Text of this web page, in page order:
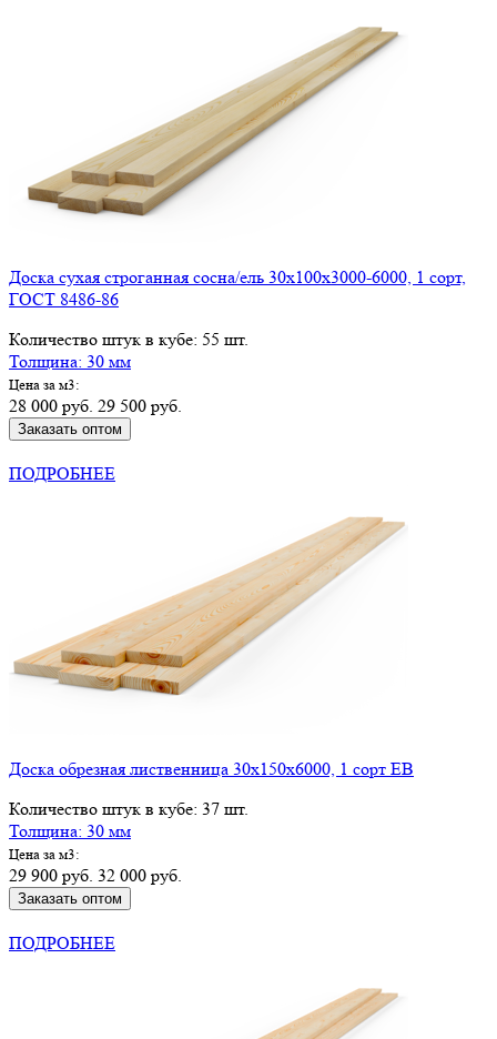
Доска сухая строганная сосна/ель 30х100х3000-6000, 1 сорт,
ГОСТ 8486-86
Количество штук в кубе: 55 шт.
Толщина: 30 мм
Цена за м3:
28 000 руб. 29 500 руб.
Заказать оптом
ПОДРОБНЕЕ
Доска обрезная лиственница 30х150х6000, 1 сорт ЕВ
Количество штук в кубе: 37 шт.
Толщина: 30 мм
Цена за м3:
29 900 руб. 32 000 руб.
Заказать оптом
ПОДРОБНЕЕ